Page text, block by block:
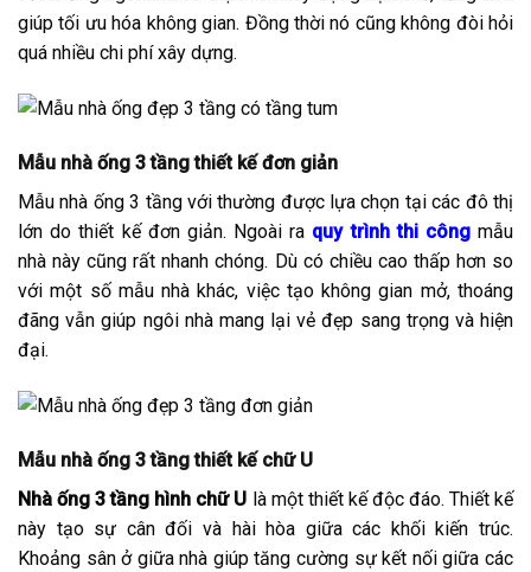
giúp tối ưu hóa không gian. Đồng thời nó cũng không đòi hỏi
quá nhiều chi phí xây dựng.
Mẫu nhà ống 3 tầng thiết kế đơn giản
Mẫu nhà ống 3 tầng với thường được lựa chọn tại các đô thị
lớn do thiết kế đơn giản. Ngoài ra quy trình thi côngmẫu
nhà này cũng rất nhanh chóng. Dù có chiều cao thấp hơn so
với một số mẫu nhà khác, việc tạo không gian mở, thoáng
đãng vẫn giúp ngôi nhà mang lại vẻ đẹp sang trọng và hiện
đại.
Mẫu nhà ống 3 tầng thiết kế chữ U
Nhà ống 3 tầng hình chữ U là một thiết kế độc đáo. Thiết kế
này tạo sự cân đối và hài hòa giữa các khối kiến trúc.
Khoảng sân ở giữa nhà giúp tăng cường sự kết nối giữa các